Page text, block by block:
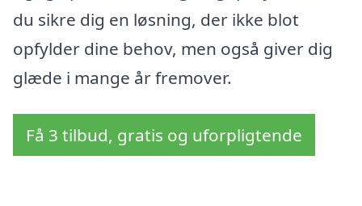
du sikre dig en løsning, der ikke blot
opfylder dine behov, men også giver dig
glæde i mange år fremover.
Få 3 tilbud, gratis og uforpligtende